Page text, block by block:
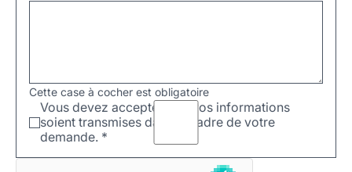
Cette case à cocher est obligatoire
Vous devez accepter que vos informations
soient transmises dans le cadre de votre
demande. *